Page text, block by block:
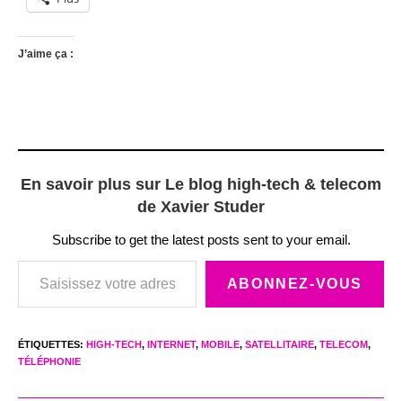
J’aime ça :
En savoir plus sur Le blog high-tech & telecom
de Xavier Studer
Subscribe to get the latest posts sent to your email.
Saisissez votre adresse e-mail…
ABONNEZ-VOUS
ÉTIQUETTES: HIGH-TECH, INTERNET, MOBILE, SATELLITAIRE, TELECOM,
TÉLÉPHONIE